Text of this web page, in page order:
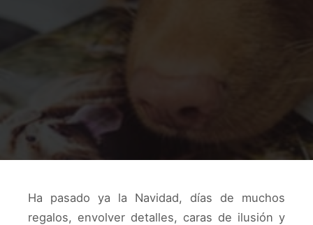
Ha pasado ya la Navidad, días de muchos
regalos, envolver detalles, caras de ilusión y